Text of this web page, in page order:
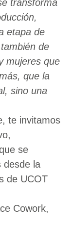
transforma
etapa de
de
mujeres que
que la
sino una
te invitamos
se
desde la
de UCOT
Cowork,